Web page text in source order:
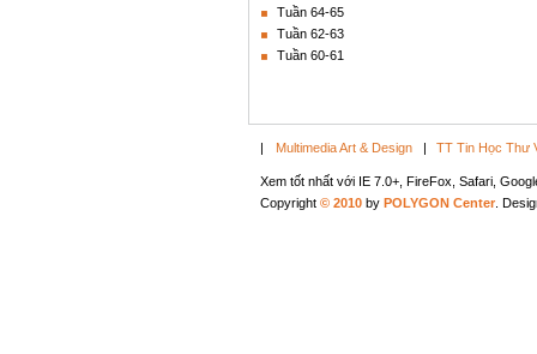
Tuần 64-65
Tuần 62-63
Tuần 60-61
| Multimedia Art & Design | TT Tin Học Thư
Xem tốt nhất với IE 7.0+, FireFox, Safari,
Copyright © 2010 by POLYGON Center .